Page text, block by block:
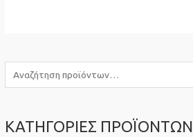
ν
ζ
ΚΑΤΗΓΟΡΙΕΣ ΠΡΟΪΟΝΤΩΝ